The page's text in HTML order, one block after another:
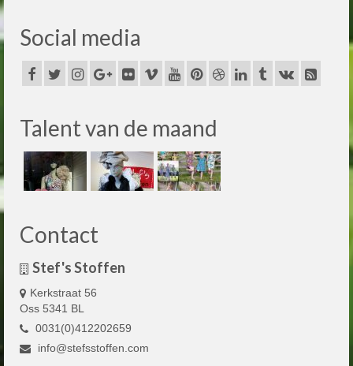
Social media
Talent van de maand
Contact
Stef's Stoffen
Kerkstraat 56
Oss 5341 BL
0031(0)412202659
info@stefsstoffen.com